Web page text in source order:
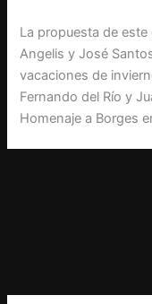
La propuesta de
Angelis y José
vacaciones de
Fernando del Río y
Homenaje a Borges